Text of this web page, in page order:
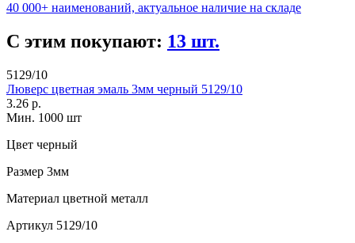
40 000+ наименований, актуальное наличие на складе
С этим покупают: 13 шт.
5129/10
Люверс цветная эмаль 3мм черный 5129/10
3.26 р.
Мин. 1000 шт
Цвет черный
Размер 3мм
Материал цветной металл
Артикул 5129/10